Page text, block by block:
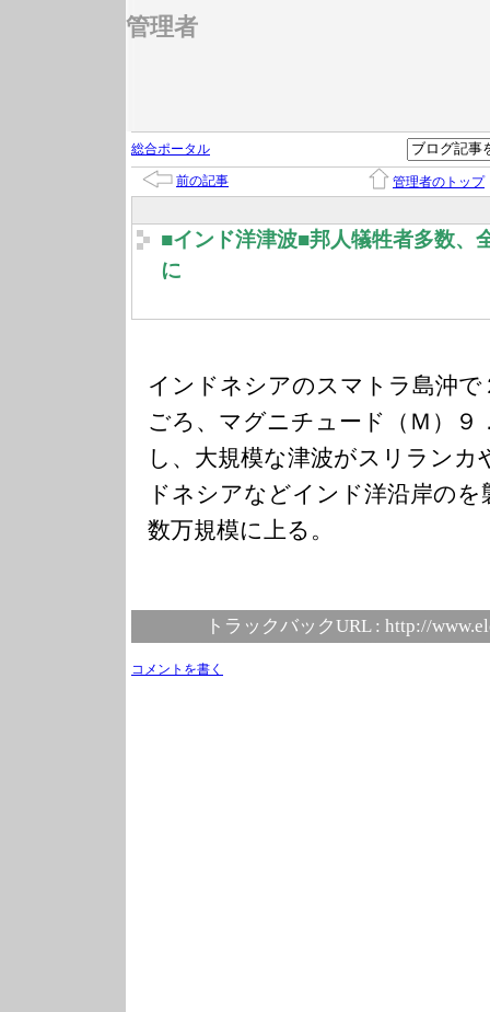
管理者
総合ポータル
前の記事 管理者のトップ
■インド洋津波■邦人犠牲者多数、
に
インドネシアのスマトラ島沖で
ごろ、マグニチュード（Ｍ）９
し、大規模な津波がスリラン
ドネシアなどインド洋沿岸の
数万規模に上る。
トラックバックURL : http://
コメントを書く